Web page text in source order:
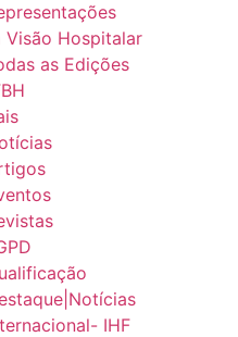
Visão Hospitalar
as Edições
IHF